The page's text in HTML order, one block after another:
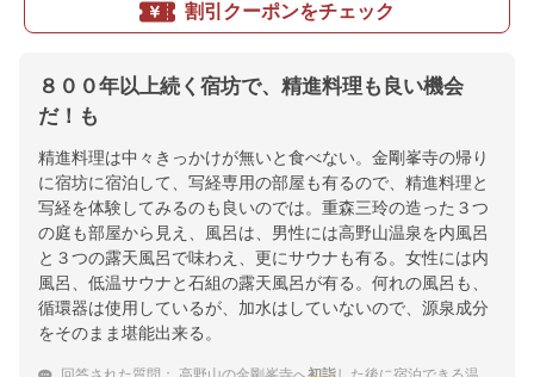
割引クーポンをチェック
８００年以上続く宿坊で、精進料理も良い機会
だ！も
精進料理は中々きっかけが無いと食べない。金剛峯寺の帰り
に宿坊に宿泊して、写経専用の部屋も有るので、精進料理と
写経を体験してみるのも良いのでは。重森三玲の造った３つ
の庭も部屋から見え、風呂は、男性には高野山温泉を内風呂
と３つの露天風呂で味わえ、更にサウナも有る。女性には内
風呂、低温サウナと石組の露天風呂が有る。何れの風呂も、
循環器は使用しているが、加水はしていないので、源泉成分
をそのまま堪能出来る。